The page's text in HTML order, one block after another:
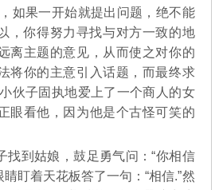
如果一开始就提出问题，绝不能
，你得努力寻找与对方一致的地
离主题的意见，从而使之对你的
将你的主意引入话题，而最终求
伙子固执地爱上了一个商人的女
眼看他，因为他是个古怪可笑的
到姑娘，鼓足勇气问：“你相信
盯着天花板答了一句：“相信.”然